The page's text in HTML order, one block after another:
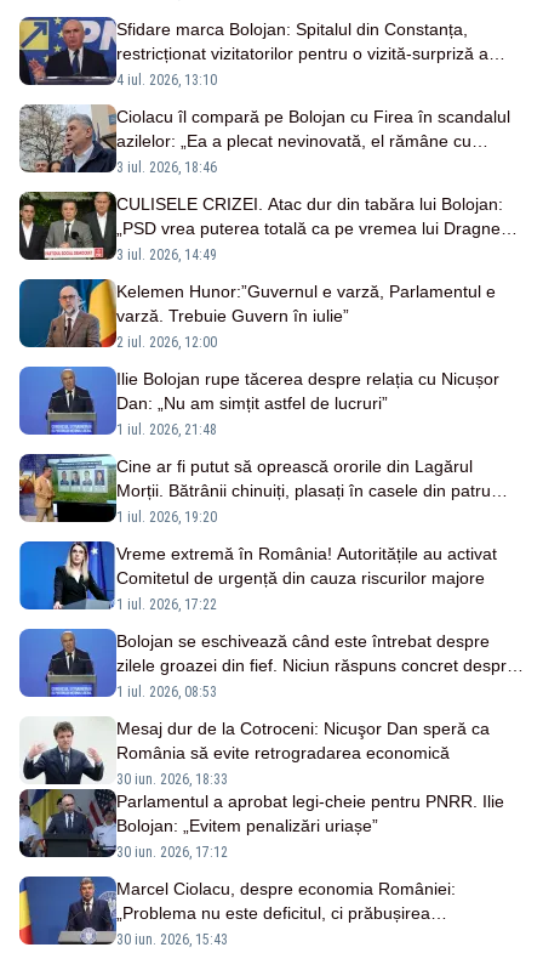
Sfidare marca Bolojan: Spitalul din Constanța,
restricționat vizitatorilor pentru o vizită-surpriză a
premierului demis
4 iul. 2026, 13:10
Ciolacu îl compară pe Bolojan cu Firea în scandalul
azilelor: „Ea a plecat nevinovată, el rămâne cu
semnătura pe rapoarte”
3 iul. 2026, 18:46
CULISELE CRIZEI. Atac dur din tabăra lui Bolojan:
„PSD vrea puterea totală ca pe vremea lui Dragnea”.
Grindeanu cedează și e gata să semneze acordul
3 iul. 2026, 14:49
Kelemen Hunor:”Guvernul e varză, Parlamentul e
varză. Trebuie Guvern în iulie”
2 iul. 2026, 12:00
Ilie Bolojan rupe tăcerea despre relația cu Nicușor
Dan: „Nu am simțit astfel de lucruri”
1 iul. 2026, 21:48
Cine ar fi putut să oprească ororile din Lagărul
Morții. Bătrânii chinuiți, plasați în casele din patru
comune ale județului Bihor
1 iul. 2026, 19:20
Vreme extremă în România! Autoritățile au activat
Comitetul de urgență din cauza riscurilor majore
1 iul. 2026, 17:22
Bolojan se eschivează când este întrebat despre
zilele groazei din fief. Niciun răspuns concret despre
orori
1 iul. 2026, 08:53
Mesaj dur de la Cotroceni: Nicuşor Dan speră ca
România să evite retrogradarea economică
30 iun. 2026, 18:33
Parlamentul a aprobat legi-cheie pentru PNRR. Ilie
Bolojan: „Evitem penalizări uriașe”
30 iun. 2026, 17:12
Marcel Ciolacu, despre economia României:
„Problema nu este deficitul, ci prăbușirea
consumului”
30 iun. 2026, 15:43